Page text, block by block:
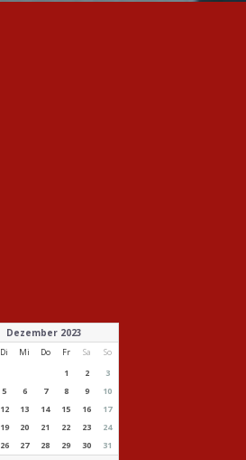
Dezember 2023
Di Mi Do Fr Sa
So
1
2
3
5 6 7 8 9
10
12 13 14 15 16
17
19 20 21 22 23
24
26 27 28 29 30 31